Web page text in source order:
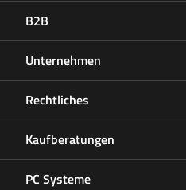
B2B
Unternehmen
Rechtliches
Kaufberatungen
PC Systeme